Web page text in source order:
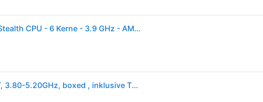
AMD Ryzen 5 9600 Wraith Stealth CPU - 6 Kerne - 3.9 GHz - AMD AM5 - AMD Boxed (mit Kühler)
AMD Ryzen 5 9600, 6C/12T, 3.80-5.20GHz, boxed , inklusive THERMAL GRIZZLY Aeronaut 1g Wärmeleitpaste Gratis dazu.